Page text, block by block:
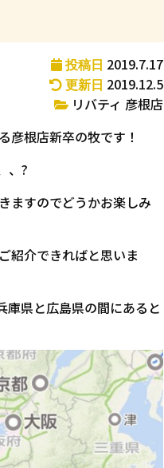
投稿日 2019.7.17
更新日 2019.12.5
リバティ 彦根店
彦根店新卒の牧です！
、?
ますのでどうかお楽しみ
紹介できればと思いま
庫県と広島県の間にあると